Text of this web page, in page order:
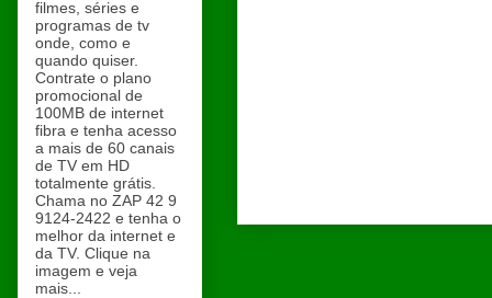
filmes, séries e
programas de tv
onde, como e
quando quiser.
Contrate o plano
promocional de
100MB de internet
fibra e tenha acesso
a mais de 60 canais
de TV em HD
totalmente grátis.
Chama no ZAP 42 9
9124-2422 e tenha o
melhor da internet e
da TV. Clique na
imagem e veja
mais...